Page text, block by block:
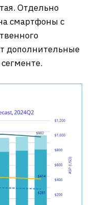
Отдельно
смартфоны с
дополнительные